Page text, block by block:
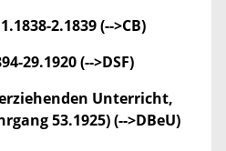
2.1839 (-->CB)
29.1920 (-->DSF)
Unterricht,
53.1925) (-->DBeU)